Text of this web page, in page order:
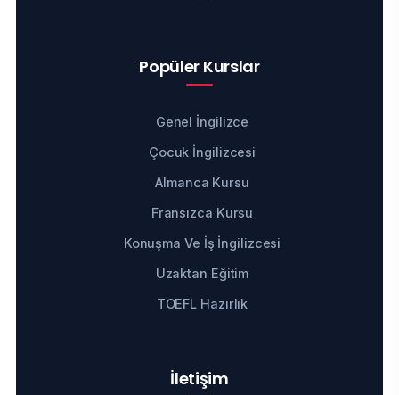
Popüler Kurslar
Genel İngilizce
Çocuk İngilizcesi
Almanca Kursu
Fransızca Kursu
Konuşma Ve İş İngilizcesi
Uzaktan Eğitim
TOEFL Hazırlık
İletişim